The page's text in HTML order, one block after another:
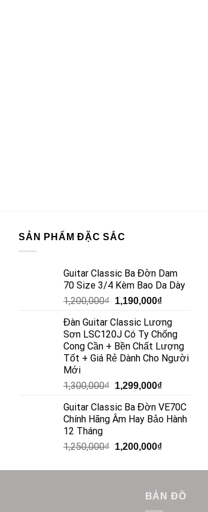
SẢN PHẨM ĐẶC SẮC
Guitar Classic Ba Đờn Dam
70 Size 3/4 Kèm Bao Da Dày
1,200,000₫ 1,190,000₫
Đàn Guitar Classic Lương
Sơn LSC120J Có Ty Chống
Cong Cần + Bền Chất Lượng
Tốt + Giá Rẻ Dành Cho Người
Mới
1,300,000₫ 1,299,000₫
Guitar Classic Ba Đờn VE70C
Chính Hãng Âm Hay Bảo Hành
12 Tháng
1,250,000₫ 1,200,000₫
BẢN ĐỒ